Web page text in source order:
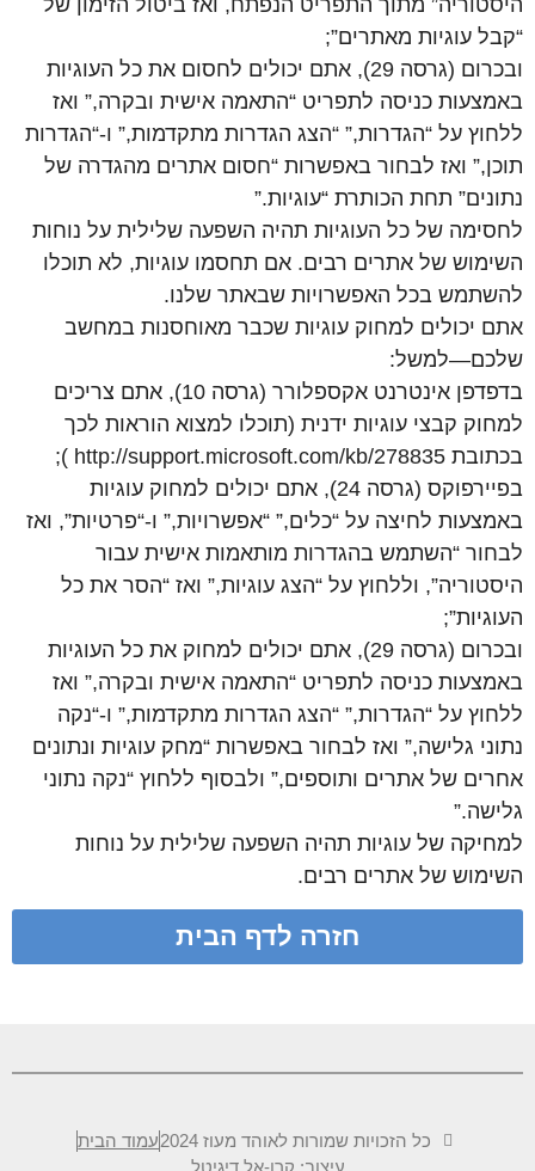
“קבל עוגיות מאתרים”;
ובכרום (גרסה 29), אתם יכולים לחסום את כל העוגיות
באמצעות כניסה לתפריט “התאמה אישית ובקרה,” ואז
ללחוץ על “הגדרות,” “הצג הגדרות מתקדמות,” ו-“הגדרות
תוכן,” ואז לבחור באפשרות “חסום אתרים מהגדרה של
נתונים” תחת הכותרת “עוגיות.”
לחסימה של כל העוגיות תהיה השפעה שלילית על נוחות
השימוש של אתרים רבים. אם תחסמו עוגיות, לא תוכלו
להשתמש בכל האפשרויות שבאתר שלנו.
אתם יכולים למחוק עוגיות שכבר מאוחסנות במחשב
שלכם—למשל:
בדפדפן אינטרנט אקספלורר (גרסה 10), אתם צריכים
למחוק קבצי עוגיות ידנית (תוכלו למצוא הוראות לכך
בכתובת http://support.microsoft.com/kb/278835 );
בפיירפוקס (גרסה 24), אתם יכולים למחוק עוגיות
באמצעות לחיצה על “כלים,” “אפשרויות,” ו-“פרטיות”, ואז
לבחור “השתמש בהגדרות מותאמות אישית עבור
היסטוריה”, וללחוץ על “הצג עוגיות,” ואז “הסר את כל
העוגיות”;
ובכרום (גרסה 29), אתם יכולים למחוק את כל העוגיות
באמצעות כניסה לתפריט “התאמה אישית ובקרה,” ואז
ללחוץ על “הגדרות,” “הצג הגדרות מתקדמות,” ו-“נקה
נתוני גלישה,” ואז לבחור באפשרות “מחק עוגיות ונתונים
אחרים של אתרים ותוספים,” ולבסוף ללחוץ “נקה נתוני
גלישה.”
למחיקה של עוגיות תהיה השפעה שלילית על נוחות
השימוש של אתרים רבים.
חזרה לדף הבית
כל הזכויות שמורות לאוהד מעוז 2024
עמוד הבית
עיצוב: קרן-אל דיגיטל